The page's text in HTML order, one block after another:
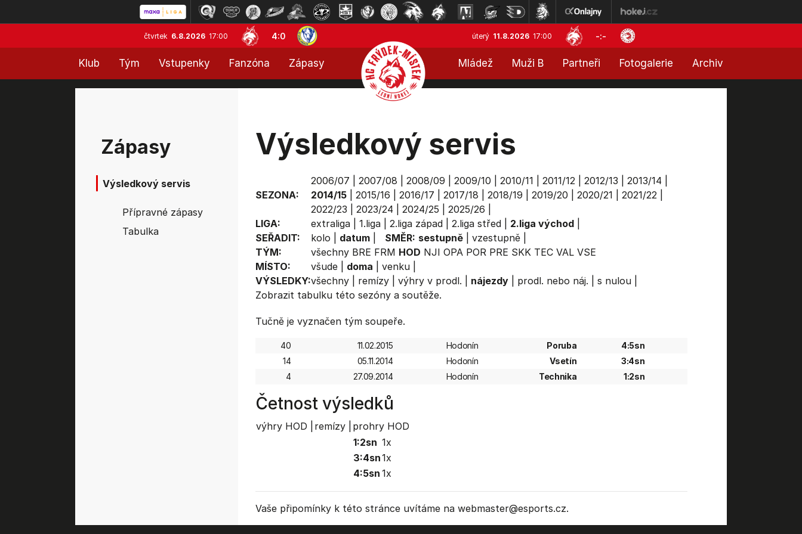
čtvrtek 6.8.2026 17:00 4:0 úterý 11.8.2026 17:00 -:-
Klub Tým Vstupenky Fanzóna Zápasy Mládež Muži B Partneři Fotogalerie Archiv
Zápasy
Výsledkový servis
Přípravné zápasy
Tabulka
Výsledkový servis
SEZONA:
2006/07 2007/08 2008/09 2009/10 2010/11 2011/12| 2012/13 2013/14
2014/15| 2015/16 2016/17 2017/18 2018/19 2019/20 2020/21 2021/22|
2022/23
2023/24 2024/25 2025/26
LIGA:
extraliga| 1.liga| 2.liga západ| 2.liga střed| 2.liga východ|
SEŘADIT:
kolo datum| SMĚR: sestupně| vzestupně|
TÝM:
všechny BRE FRM HOD NJI OPA POR PRE SKK TEC VAL VSE
MÍSTO:
všude| doma venku|
VÝSLEDKY:všechny| remízy| výhry v prodl. nájezdy| prodl. nebo náj. s nulou|
Zobrazit tabulkutéto sezóny a soutěže.
Tučně je vyznačen tým soupeře.
40 11.02.2015 Hodonín Poruba
4:5sn
14
05.11.2014 Hodonín Vsetín
3:4sn
4
27.09.2014 Hodonín Technika 1:2sn
Četnost výsledků
výhry HOD | remízy |
prohry HOD
1:2sn 1x
3:4sn1x
4:5sn 1x
Vaše připomínky k této stránce uvítáme na webmaster@esports.cz.